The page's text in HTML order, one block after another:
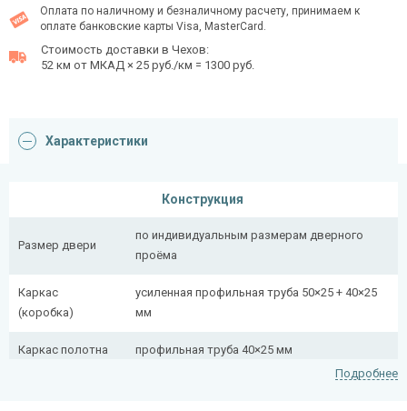
Оплата по наличному и безналичному расчету, принимаем к
оплате банковские карты Visa, MasterCard.
Стоимость доставки в Чехов:
52 км от МКАД × 25 руб./км = 1300 руб.
Характеристики
Конструкция
Размер двери
по индивидуальным размерам дверного
проёма
Каркас
(коробка)
усиленная профильная труба 50×25 + 40×25
мм
Каркас полотна профильная труба 40×25 мм
Подробнее